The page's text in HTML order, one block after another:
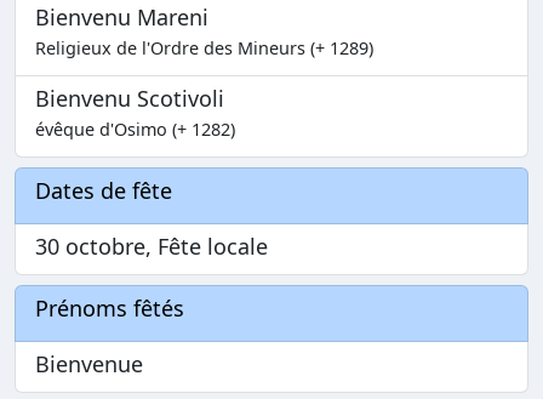
Bienvenu Mareni
Religieux de l'Ordre des Mineurs (+ 1289)
Bienvenu Scotivoli
évêque d'Osimo (+ 1282)
Dates de fête
30 octobre, Fête locale
Prénoms fêtés
Bienvenue